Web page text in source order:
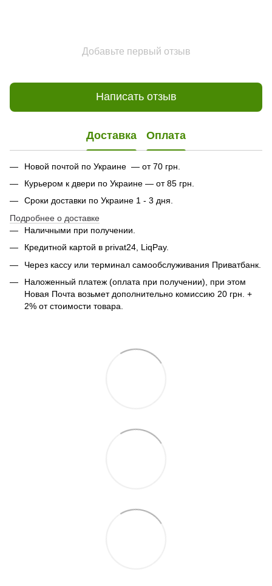
Добавьте первый отзыв
Написать отзыв
Доставка Оплата
Новой почтой по Украине — от 70 грн.
Курьером к двери по Украине — от 85 грн.
Сроки доставки по Украине 1 - 3 дня.
Подробнее о доставке
Наличными при получении.
Кредитной картой в privat24, LiqPay.
Через кассу или терминал самообслуживания Приватбанк.
Наложенный платеж (оплата при получении), при этом
Новая Почта возьмет дополнительно комиссию 20 грн. +
2% от стоимости товара.